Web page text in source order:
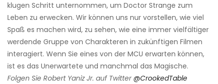
klugen Schritt unternommen, um Doctor Strange zum
Leben zu erwecken. Wir können uns nur vorstellen, wie viel
Spaß es machen wird, zu sehen, wie eine immer vielfältiger
werdende Gruppe von Charakteren in zukünftigen Filmen
interagiert. Wenn Sie eines von der MCU erwarten können,
ist es das Unerwartete und manchmal das Magische.
Folgen Sie Robert Yaniz Jr. auf Twitter @CrookedTable